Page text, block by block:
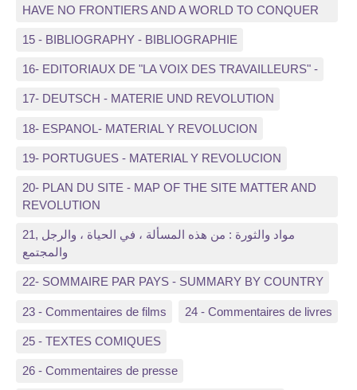
HAVE NO FRONTIERS AND A WORLD TO CONQUER
15 - BIBLIOGRAPHY - BIBLIOGRAPHIE
16- EDITORIAUX DE "LA VOIX DES TRAVAILLEURS" -
17- DEUTSCH - MATERIE UND REVOLUTION
18- ESPANOL- MATERIAL Y REVOLUCION
19- PORTUGUES - MATERIAL Y REVOLUCION
20- PLAN DU SITE - MAP OF THE SITE MATTER AND
REVOLUTION
21, مواد والثورة : من هذه المسألة ، في الحياة ، والرجل
والمجتمع
22- SOMMAIRE PAR PAYS - SUMMARY BY COUNTRY
23 - Commentaires de films 24 - Commentaires de livres
25 - TEXTES COMIQUES
26 - Commentaires de presse